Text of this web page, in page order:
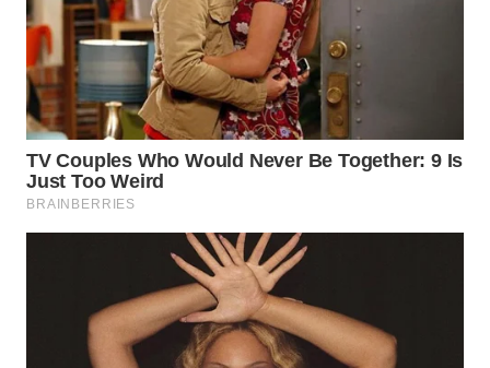
TAPANULI
TENGAH
WN DELI
SERDANG
WN
TEBING
WN